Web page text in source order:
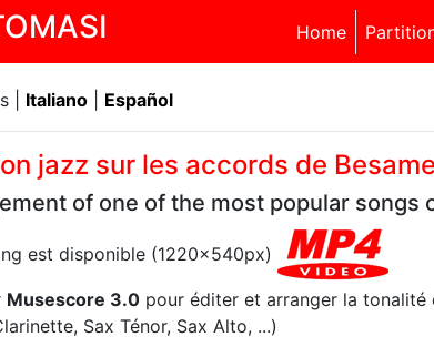
Home
| Italiano Español
jazz sur les accords de
of one of the most popular songs
est disponible (1220x540px)
Musescore 3.0 pour éditer et arranger la tonalité
Sax Ténor, Sax Alto, ...)